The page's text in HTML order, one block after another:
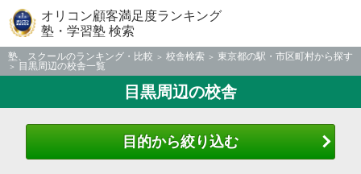
オリコン顧客満足度ランキング
塾・学習塾 検索
塾、スクールのランキング・比較 校舎検索
東京都の駅・市区町村から探す
目黒周辺の校舎一覧
目黒周辺の校舎
目的から絞り込む